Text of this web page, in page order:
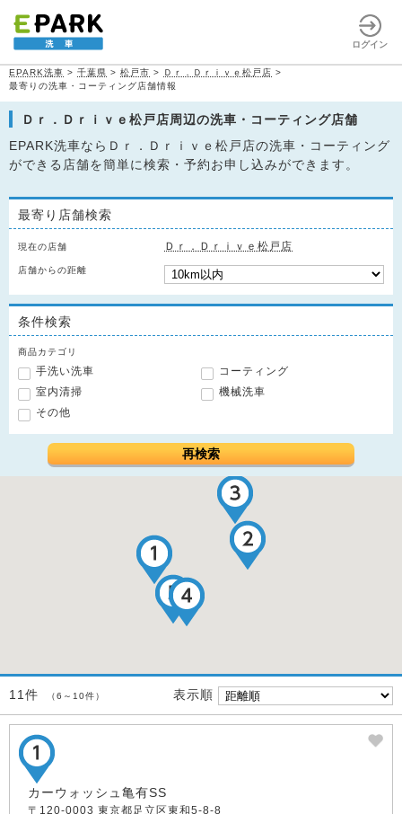
ログイン
EPARK洗車 > 千葉県 > 松戸市 > Ｄｒ．Ｄｒｉｖｅ松戸店 >
最寄りの洗車・コーティング店舗情報
Ｄｒ．Ｄｒｉｖｅ松戸店周辺の洗車・コーティング店舗
EPARK洗車ならＤｒ．Ｄｒｉｖｅ松戸店の洗車・コーティング
ができる店舗を簡単に検索・予約お申し込みができます。
最寄り店舗検索
現在の店舗 Ｄｒ．Ｄｒｉｖｅ松戸店
店舗からの距離
条件検索
商品カテゴリ
手洗い洗車
コーティング
室内清掃
機械洗車
その他
再検索
11件 （6～10件） 表示順
カーウォッシュ亀有SS
〒120-0003 東京都足立区東和5-8-8